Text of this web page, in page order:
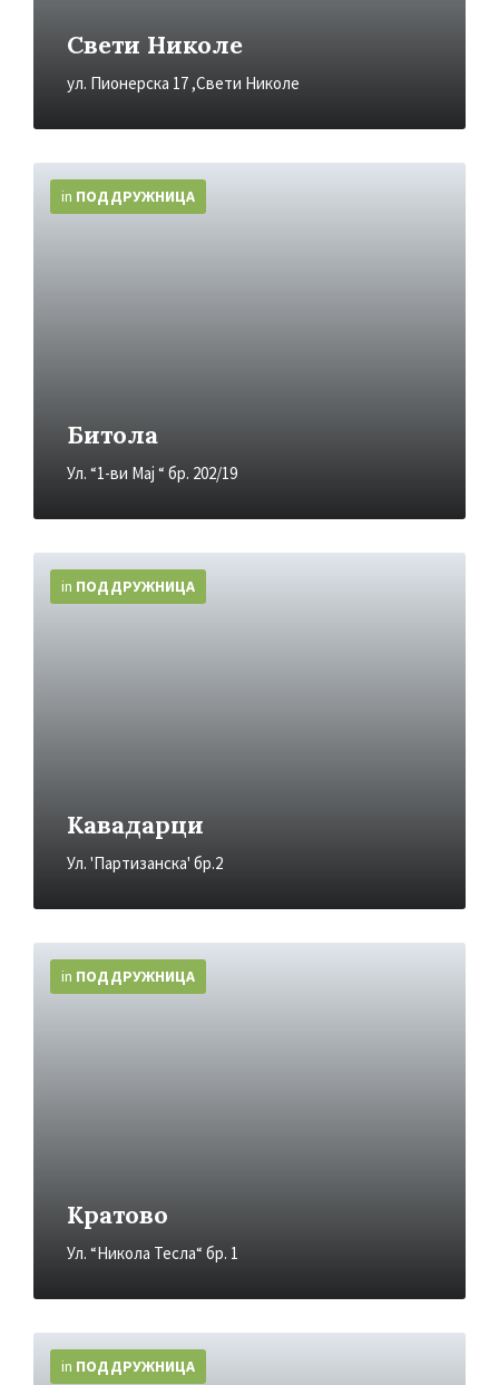
Свети Николе
ул. Пионерска 17 ,Свети Николе
Битола
Ул. “1-ви Мај “ бр. 202/19
in ПОДДРУЖНИЦA
Info
Кавадарци
Ул. 'Партизанска' бр.2
in ПОДДРУЖНИЦA
Info
Кратово
Ул. “Никола Тесла“ бр. 1
in ПОДДРУЖНИЦA
Info
in ПОДДРУЖНИЦA
Info